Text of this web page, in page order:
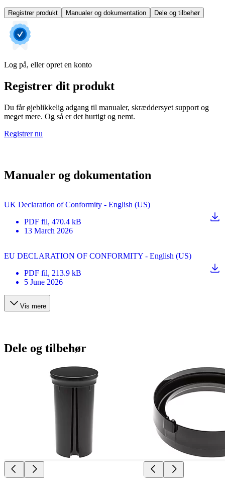
Registrer produkt Manualer og dokumentation Dele og tilbehør
Log på, eller opret en konto
Registrer dit produkt
Du får øjeblikkelig adgang til manualer, skræddersyet support og
meget mere. Og så er det hurtigt og nemt.
Registrer nu
Manualer og dokumentation
UK Declaration of Conformity - English (US)
PDF fil, 470.4 kB
13 March 2026
EU DECLARATION OF CONFORMITY - English (US)
PDF fil, 213.9 kB
5 June 2026
Vis mere
Dele og tilbehør